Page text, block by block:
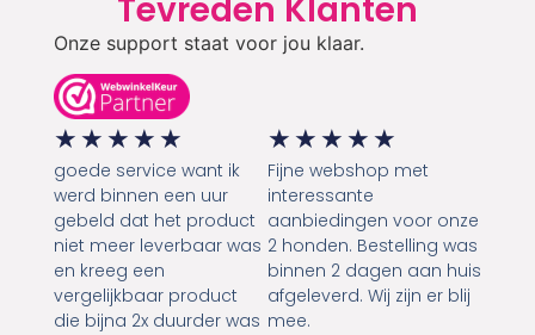
Tevreden Klanten
Onze support staat voor jou klaar.
★ ★ ★ ★ ★
goede service want ik
werd binnen een uur
gebeld dat het product
niet meer leverbaar was
en kreeg een
vergelijkbaar product
die bijna 2x duurder was
★ ★ ★ ★ ★
Fijne webshop met
interessante
aanbiedingen voor onze
2 honden. Bestelling was
binnen 2 dagen aan huis
afgeleverd. Wij zijn er blij
mee.